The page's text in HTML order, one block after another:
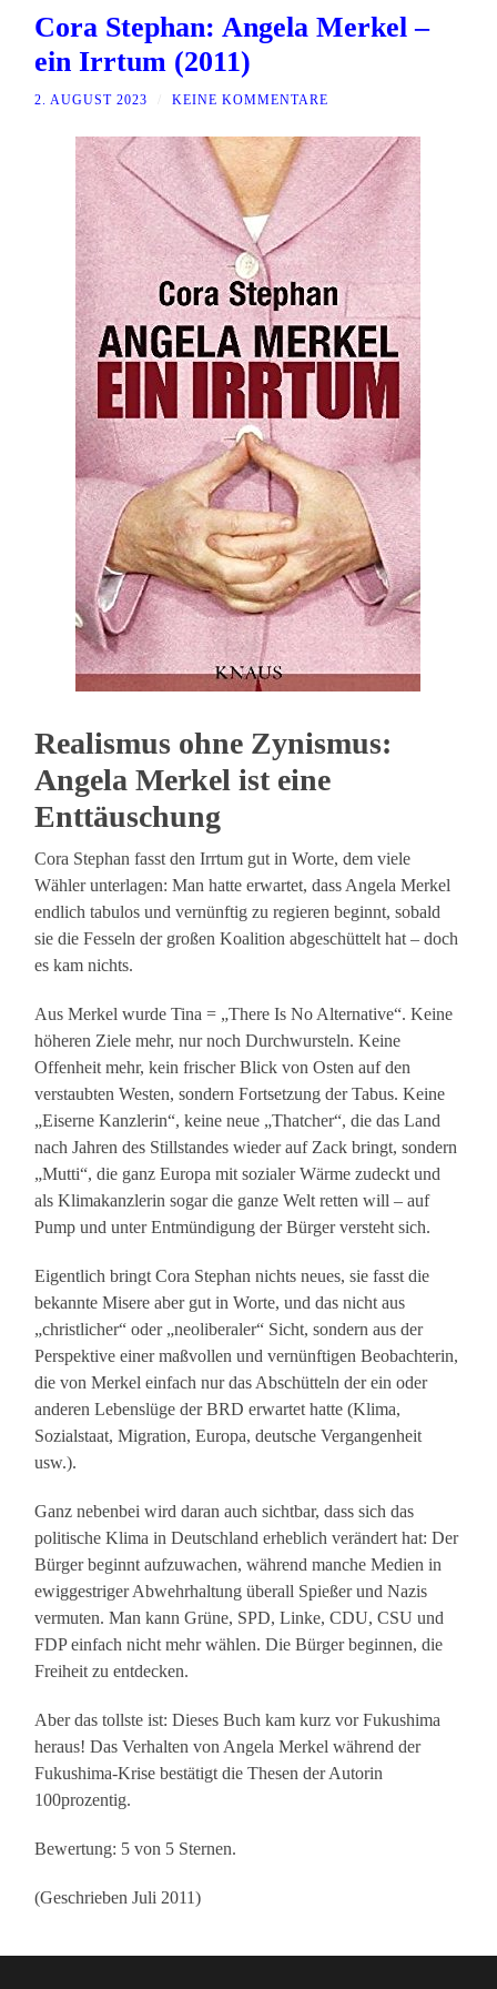
Cora Stephan: Angela Merkel –
ein Irrtum (2011)
2. AUGUST 2023 KEINE KOMMENTARE
Realismus ohne Zynismus:
Angela Merkel ist eine
Enttäuschung
Cora Stephan fasst den Irrtum gut in Worte, dem viele
Wähler unterlagen: Man hatte erwartet, dass Angela Merkel
endlich tabulos und vernünftig zu regieren beginnt, sobald
sie die Fesseln der großen Koalition abgeschüttelt hat – doch
es kam nichts.
Aus Merkel wurde Tina = „There Is No Alternative“. Keine
höheren Ziele mehr, nur noch Durchwursteln. Keine
Offenheit mehr, kein frischer Blick von Osten auf den
verstaubten Westen, sondern Fortsetzung der Tabus. Keine
„Eiserne Kanzlerin“, keine neue „Thatcher“, die das Land
nach Jahren des Stillstandes wieder auf Zack bringt, sondern
„Mutti“, die ganz Europa mit sozialer Wärme zudeckt und
als Klimakanzlerin sogar die ganze Welt retten will – auf
Pump und unter Entmündigung der Bürger versteht sich.
Eigentlich bringt Cora Stephan nichts neues, sie fasst die
bekannte Misere aber gut in Worte, und das nicht aus
„christlicher“ oder „neoliberaler“ Sicht, sondern aus der
Perspektive einer maßvollen und vernünftigen Beobachterin,
die von Merkel einfach nur das Abschütteln der ein oder
anderen Lebenslüge der BRD erwartet hatte (Klima,
Sozialstaat, Migration, Europa, deutsche Vergangenheit
usw.).
Ganz nebenbei wird daran auch sichtbar, dass sich das
politische Klima in Deutschland erheblich verändert hat: Der
Bürger beginnt aufzuwachen, während manche Medien in
ewiggestriger Abwehrhaltung überall Spießer und Nazis
vermuten. Man kann Grüne, SPD, Linke, CDU, CSU und
FDP einfach nicht mehr wählen. Die Bürger beginnen, die
Freiheit zu entdecken.
Aber das tollste ist: Dieses Buch kam kurz vor Fukushima
heraus! Das Verhalten von Angela Merkel während der
Fukushima-Krise bestätigt die Thesen der Autorin
100prozentig.
Bewertung: 5 von 5 Sternen.
(Geschrieben Juli 2011)